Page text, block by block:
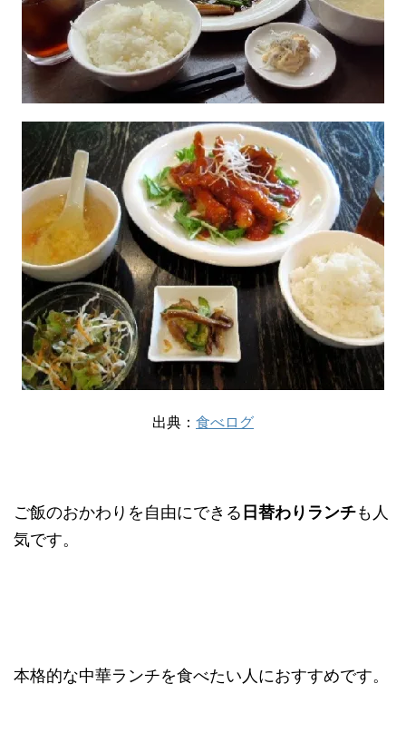
出典： 食べログ
ご飯のおかわりを自由にできる 日替わりランチも人
気です。
本格的な中華ランチを食べたい人におすすめです。